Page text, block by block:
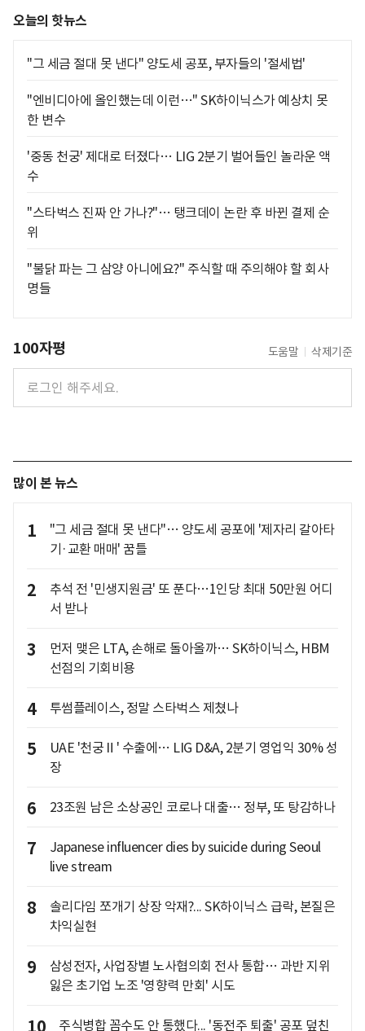
오늘의 핫뉴스
"그 세금 절대 못 낸다" 양도세 공포, 부자들의 '절세법'
"엔비디아에 올인했는데 이런…" SK하이닉스가 예상치 못
한 변수
'중동 천궁' 제대로 터졌다… LIG 2분기 벌어들인 놀라운 액
수
"스타벅스 진짜 안 가나?"… 탱크데이 논란 후 바뀐 결제 순
위
"불닭 파는 그 삼양 아니에요?" 주식할 때 주의해야 할 회사
명들
100자평 도움말 삭제기준
많이 본 뉴스
1
"그 세금 절대 못 낸다"… 양도세 공포에 '제자리 갈아타
기·교환 매매' 꿈틀
2
추석 전 '민생지원금' 또 푼다…1인당 최대 50만원 어디
서 받나
3
먼저 맺은 LTA, 손해로 돌아올까… SK하이닉스, HBM
선점의 기회비용
4 투썸플레이스, 정말 스타벅스 제쳤나
5
UAE '천궁Ⅱ' 수출에… LIG D&A, 2분기 영업익 30% 성
장
6 23조원 남은 소상공인 코로나 대출… 정부, 또 탕감하나
7
Japanese influencer dies by suicide during Seoul
live stream
8
솔리다임 쪼개기 상장 악재?... SK하이닉스 급락, 본질은
차익실현
9
삼성전자, 사업장별 노사협의회 전사 통합… 과반 지위
잃은 초기업 노조 '영향력 만회' 시도
10 주식병합 꼼수도 안 통했다... '동전주 퇴출' 공포 덮친